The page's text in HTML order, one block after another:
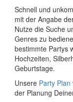
Schnell und
mit der Angabe
Nutze die Suche
Genres zu
bestimmte Partys
Hochzeiten,
Geburtstage.
Unsere Party Plan
der Planung